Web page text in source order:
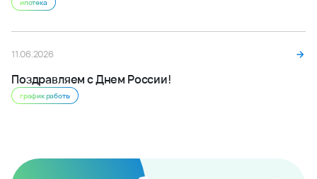
ипотека
11.06.2026
Поздравляем с Днем России!
график работы